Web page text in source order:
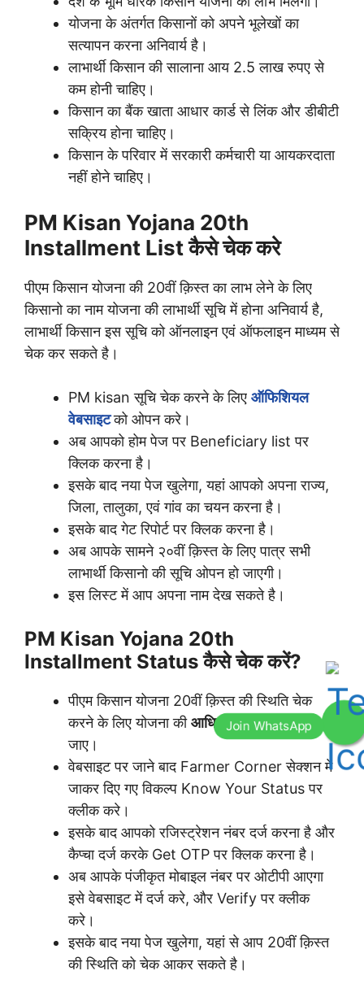
योजना के अंतर्गत किसानों को अपने भूलेखों का
सत्यापन करना अनिवार्य है।
लाभार्थी किसान की सालाना आय 2.5 लाख रुपए से
कम होनी चाहिए।
किसान का बैंक खाता आधार कार्ड से लिंक और डीबीटी
सक्रिय होना चाहिए।
किसान के परिवार में सरकारी कर्मचारी या आयकरदाता
नहीं होने चाहिए।
PM Kisan Yojana 20th
Installment List कैसे चेक करे
पीएम किसान योजना की 20वीं क़िस्त का लाभ लेने के लिए
किसानो का नाम योजना की लाभार्थी सूचि में होना अनिवार्य है,
लाभार्थी किसान इस सूचि को ऑनलाइन एवं ऑफलाइन माध्यम से
चेक कर सकते है।
PM kisan सूचि चेक करने के लिए ऑफिशियल
वेबसाइटको ओपन करे।
अब आपको होम पेज पर Beneficiary list पर
क्लिक करना है।
इसके बाद नया पेज खुलेगा, यहां आपको अपना राज्य,
जिला, तालुका, एवं गांव का चयन करना है।
इसके बाद गेट रिपोर्ट पर क्लिक करना है।
अब आपके सामने २०वीं क़िस्त के लिए पात्र सभी
लाभार्थी किसानो की सूचि ओपन हो जाएगी।
इस लिस्ट में आप अपना नाम देख सकते है।
PM Kisan Yojana 20th
Installment Status कैसे चेक करें?
पीएम किसान योजना 20वीं क़िस्त की स्थिति चेक
करने के लिए योजना कीआधिकारिक वेबसाइटपर
जाए।
वेबसाइट पर जाने बाद Farmer Corner सेक्शन में
जाकर दिए गए विकल्प Know Your Status पर
क्लीक करे।
इसके बाद आपको रजिस्ट्रेशन नंबर दर्ज करना है और
कैप्चा दर्ज करके Get OTP पर क्लिक करना है।
अब आपके पंजीकृत मोबाइल नंबर पर ओटीपी आएगा
इसे वेबसाइट में दर्ज करे, और Verify पर क्लीक
करे।
इसके बाद नया पेज खुलेगा, यहां से आप 20वीं क़िस्त
की स्थिति को चेक आकर सकते है।